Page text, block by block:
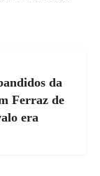
da
Ferraz de
era